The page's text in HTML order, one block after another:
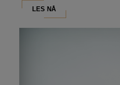
LES NÅ